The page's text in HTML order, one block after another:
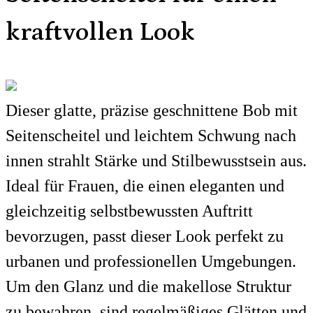
kraftvollen Look
Dieser glatte, präzise geschnittene Bob mit
Seitenscheitel und leichtem Schwung nach
innen strahlt Stärke und Stilbewusstsein aus.
Ideal für Frauen, die einen eleganten und
gleichzeitig selbstbewussten Auftritt
bevorzugen, passt dieser Look perfekt zu
urbanen und professionellen Umgebungen.
Um den Glanz und die makellose Struktur